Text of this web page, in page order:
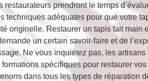
restaurateurs prendront le temps
techniques adéquates pour que votre
originelle. Restaurer un tapis fait main
un certain savoir-faire et de
Ne vous inquiétez pas, les artisans
spécifiques pour restaurer
dans tous les types de réparation